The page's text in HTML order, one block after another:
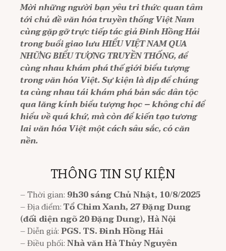
Mời những người bạn yêu tri thức quan tâm
tới chủ đề văn hóa truyền thống Việt Nam
cùng gặp gỡ trực tiếp tác giả Đinh Hồng Hải
trong buổi giao lưu HIỂU VIỆT NAM QUA
NHỮNG BIỂU TƯỢNG TRUYỀN THỐNG, để
cùng nhau khám phá thế giới biểu tượng
trong văn hóa Việt.Sự kiện là dịp để chúng
ta cùng nhau tái khám phá bản sắc dân tộc
qua lăng kính biểu tượng học – không chỉ để
hiểu về quá khứ, mà còn để kiến tạo tương
lai văn hóa Việt một cách sâu sắc, có căn
nền.
THÔNG TIN SỰ KIỆN
– Thời gian: 9h30 sáng Chủ Nhật, 10/8/2025
– Địa điểm:Tổ Chim Xanh, 27 Đặng Dung
(đối diện ngõ 20 Đặng Dung), Hà Nội
– Diễn giả:PGS. TS. Đinh Hồng Hải
– Điều phối:Nhà văn Hà Thủy Nguyên